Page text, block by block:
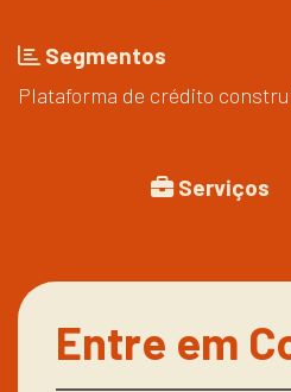
Segmentos
Plataforma de crédito
Serviços
Entre em